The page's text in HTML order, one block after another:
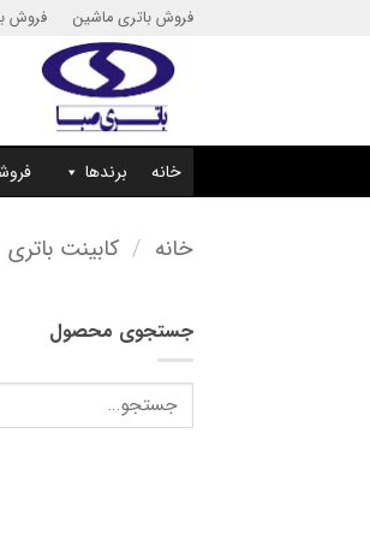
فروش باتری ماشین فروش
خانه برندها
خانه / کابینت باتری
جستجوی محصول
جستجو
برای: